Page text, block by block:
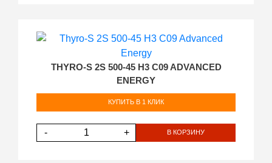
THYRO-S 2S 500-45 H3 C09 ADVANCED
ENERGY
КУПИТЬ В 1 КЛИК
- + В КОРЗИНУ